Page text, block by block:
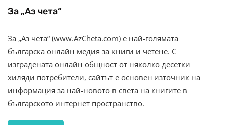
За „Аз чета“
За „Аз чета“ (www.AzCheta.com) е най-голямата
българска онлайн медия за книги и четене. С
изградената онлайн общност от няколко десетки
хиляди потребители, сайтът е основен източник на
информация за най-новото в света на книгите в
българското интернет пространство.